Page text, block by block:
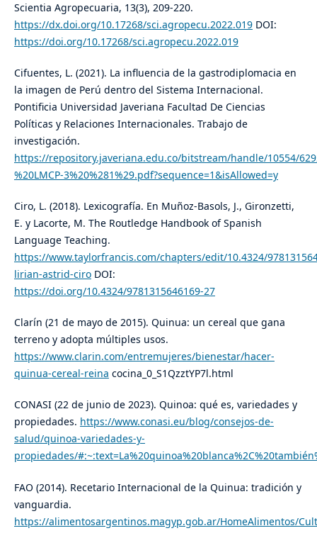
Scientia Agropecuaria, 13(3), 209-220.
https://dx.doi.org/10.17268/sci.agropecu.2022.019DOI:
https://doi.org/10.17268/sci.agropecu.2022.019
Cifuentes, L. (2021). La influencia de la gastrodiplomacia en
la imagen de Perú dentro del Sistema Internacional.
Pontificia Universidad Javeriana Facultad De Ciencias
Políticas y Relaciones Internacionales. Trabajo de
investigación.
https://repository.javeriana.edu.co/bitstream/handle/10554/
%20LMCP-3%20%281%29.pdf?sequence=1&isAllowed=y
Ciro, L. (2018). Lexicografía. En Muñoz-Basols, J., Gironzetti,
E. y Lacorte, M. The Routledge Handbook of Spanish
Language Teaching.
https://www.taylorfrancis.com/chapters/edit/10.4324/
lirian-astrid-ciroDOI:
https://doi.org/10.4324/9781315646169-27
Clarín (21 de mayo de 2015). Quinua: un cereal que gana
terreno y adopta múltiples usos.
https://www.clarin.com/entremujeres/bienestar/hacer-
quinua-cereal-reina cocina_0_S1QzztYP7l.html
CONASI (22 de junio de 2023). Quinoa: qué es, variedades y
propiedades. https://www.conasi.eu/blog/consejos-de-
salud/quinoa-variedades-y-
propiedades/
FAO (2014). Recetario Internacional de la Quinua: tradición y
vanguardia.
https://alimentosargentinos.magyp.gob.ar/HomeAlimentos/